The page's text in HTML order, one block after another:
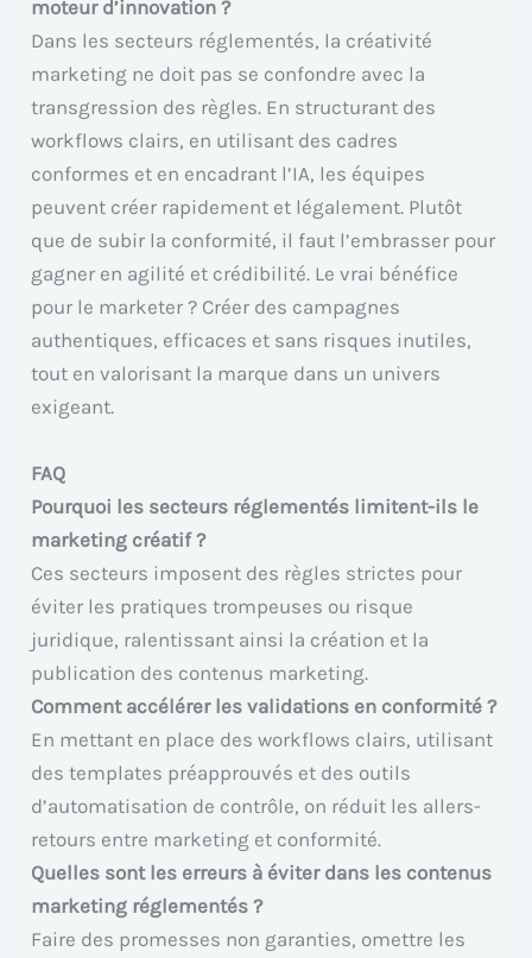
moteur d’innovation ?
Dans les secteurs réglementés, la créativité
marketing ne doit pas se confondre avec la
transgression des règles. En structurant des
workflows clairs, en utilisant des cadres
conformes et en encadrant l’IA, les équipes
peuvent créer rapidement et légalement. Plutôt
que de subir la conformité, il faut l’embrasser pour
gagner en agilité et crédibilité. Le vrai bénéfice
pour le marketer ? Créer des campagnes
authentiques, efficaces et sans risques inutiles,
tout en valorisant la marque dans un univers
exigeant.
FAQ
Pourquoi les secteurs réglementés limitent-ils le
marketing créatif ?
Ces secteurs imposent des règles strictes pour
éviter les pratiques trompeuses ou risque
juridique, ralentissant ainsi la création et la
publication des contenus marketing.
Comment accélérer les validations en conformité ?
En mettant en place des workflows clairs, utilisant
des templates préapprouvés et des outils
d’automatisation de contrôle, on réduit les allers-
retours entre marketing et conformité.
Quelles sont les erreurs à éviter dans les contenus
marketing réglementés ?
Faire des promesses non garanties, omettre les